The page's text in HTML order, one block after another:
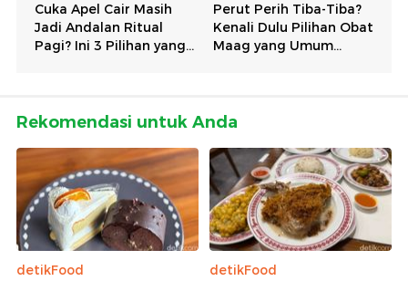
Rekomendasi untuk Anda
detikFood
detikFood